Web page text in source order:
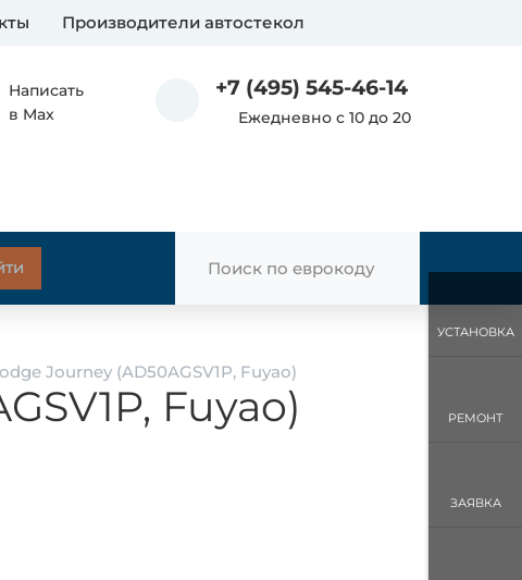
Производители автостекол
Написать
в Max
+7 (495) 545-46-14
Ежедневно с 10 до 20
Journey (AD50AGSV1P, Fuyao)
Fuyao)
УСТАНОВКА
РЕМОНТ
ЗАЯВКА